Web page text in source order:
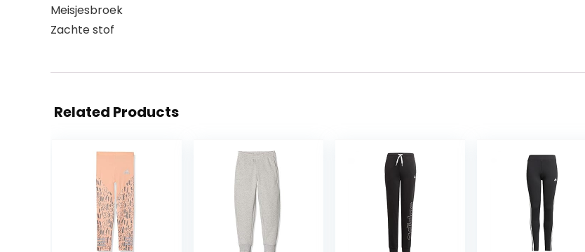
Meisjesbroek
Zachte stof
Related Products